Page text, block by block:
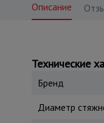
Описание
Технические
Бренд
Диаметр